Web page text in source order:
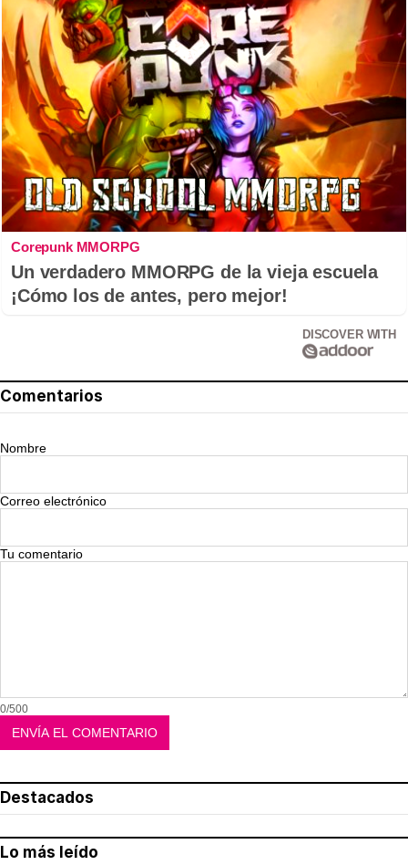
Corepunk MMORPG
Un verdadero MMORPG de la vieja escuela
¡Cómo los de antes, pero mejor!
DISCOVER WITH
Comentarios
Nombre
Correo electrónico
Tu comentario
0/500
Destacados
Lo más leído